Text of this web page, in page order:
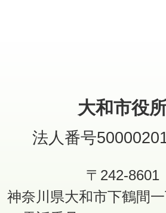
大和市役
法人番号
〒242-8601
神奈川県大和市下鶴間